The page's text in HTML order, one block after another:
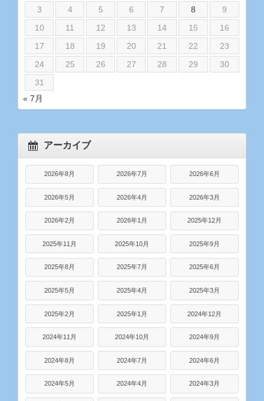
3
4 5 6 7 8
9
10
11 12 13 14 15
16
17
18 19 20 21 22
23
24
25 26 27 28 29
30
31
« 7月
アーカイブ
2026年8月 2026年7月 2026年6月
2026年5月 2026年4月 2026年3月
2026年2月 2026年1月 2025年12月
2025年11月 2025年10月 2025年9月
2025年8月 2025年7月 2025年6月
2025年5月 2025年4月 2025年3月
2025年2月 2025年1月 2024年12月
2024年11月 2024年10月 2024年9月
2024年8月 2024年7月 2024年6月
2024年5月 2024年4月 2024年3月